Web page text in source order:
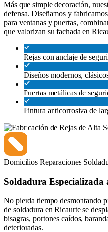
Más que simple decoración,
defensa. Diseñamos y
para ventanas y puertas,
que valorizan su fachada en
Rejas con anclaje de
Diseños modernos,
Puertas metálicas de
Pintura anticorrosiva de
Domicilios Reparaciones
Soldadura Especializada
No pierda tiempo desmontando
de soldadura en Ricaurte se
bisagras, portones caídos,
deterioradas.